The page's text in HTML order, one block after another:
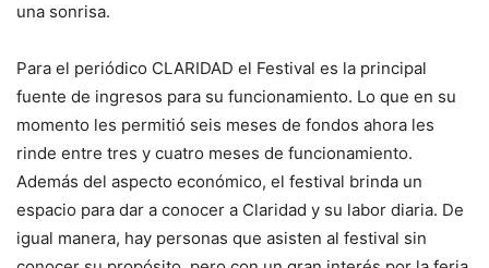
una sonrisa.
Para el periódico CLARIDAD el Festival es la principal
fuente de ingresos para su funcionamiento. Lo que en su
momento les permitió seis meses de fondos ahora les
rinde entre tres y cuatro meses de funcionamiento.
Además del aspecto económico, el festival brinda un
espacio para dar a conocer a Claridad y su labor diaria. De
igual manera, hay personas que asisten al festival sin